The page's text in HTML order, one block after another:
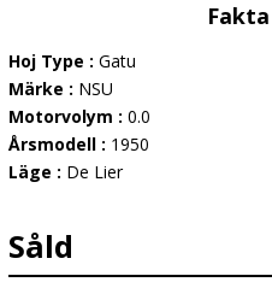
Hoj Type : Gatu
Märke : NSU
Motorvolym : 0.0
Årsmodell : 1950
Läge : De Lier
Såld